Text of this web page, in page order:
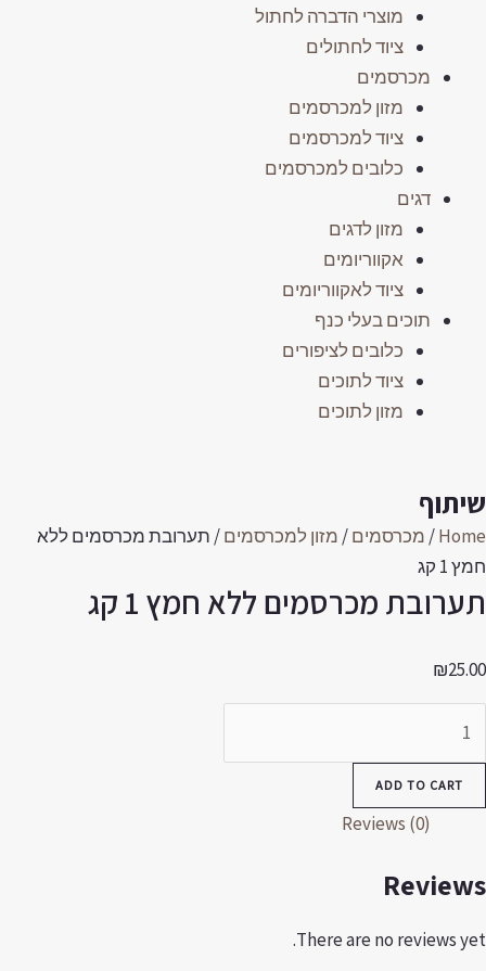
מוצרי הדברה לחתול
ציוד לחתולים
מכרסמים
מזון למכרסמים
ציוד למכרסמים
כלובים למכרסמים
דגים
מזון לדגים
אקווריומים
ציוד לאקווריומים
תוכים בעלי כנף
כלובים לציפורים
ציוד לתוכים
מזון לתוכים
/מכרסמים/מזון למכרסמים/ תערובת מכרסמים ללא
1 קג
מכרסמים ללא חמץ 1 קג
₪
ADD TO CART
Reviews (0)
There are no reviews